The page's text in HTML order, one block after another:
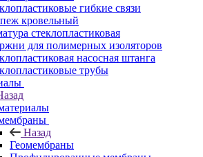
гибкие связи
кровельный
стеклопластиковая
для полимерных изоляторов
насосная штанга
трубы
Назад
Геомембраны